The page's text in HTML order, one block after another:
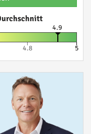
4.9
4.8 5